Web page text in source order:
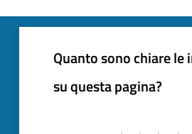
Quanto sono chiare
su questa pagina?